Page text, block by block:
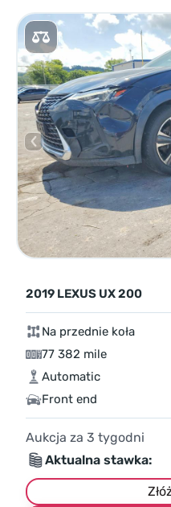
2019 LEXUS UX 200
Na przednie koła
77 382 mile
Automatic
Front end
Aukcja za 3 tygodni
Aktualna stawka: